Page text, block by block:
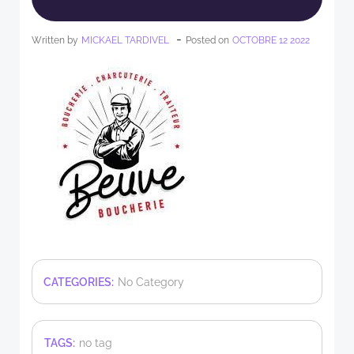
Written by MICKAEL TARDIVEL - Posted on OCTOBRE 12 2022
CATEGORIES: No Category
TAGS: no tag